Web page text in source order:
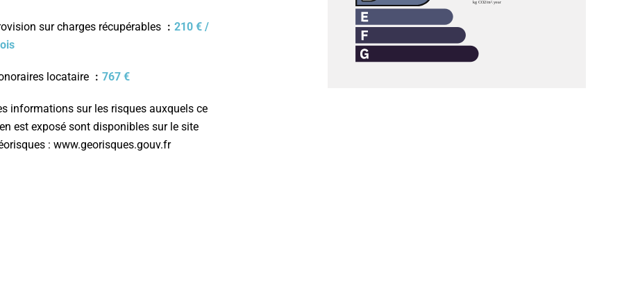
sur charges récupérables
210 € /
locataire 767 €
informations sur les risques auxquels ce
est exposé sont disponibles sur le site
: www.georisques.gouv.fr